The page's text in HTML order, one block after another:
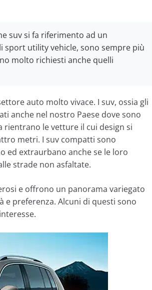
suv si fa riferimento ad un
sport utility vehicle, sono sempre più
molto richiesti anche quelli
auto molto vivace. I suv, ossia gli
anche nel nostro Paese dove sono
le vetture il cui design si
metri. I suv compatti sono
ed extraurbano anche se le loro
strade non asfaltate.
e offrono un panorama variegato
e preferenza. Alcuni di questi sono